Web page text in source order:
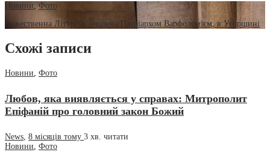
Новини,Фото
Божественна Літургія, очолена Патріархом Варфоломієм, в Угорщині
Схожі записи
Новини, Фото
Любов, яка виявляється у справах: Митрополит
Епіфаній про головний закон Божий
News, 8 місяців тому 3 хв. читати
Новини, Фото